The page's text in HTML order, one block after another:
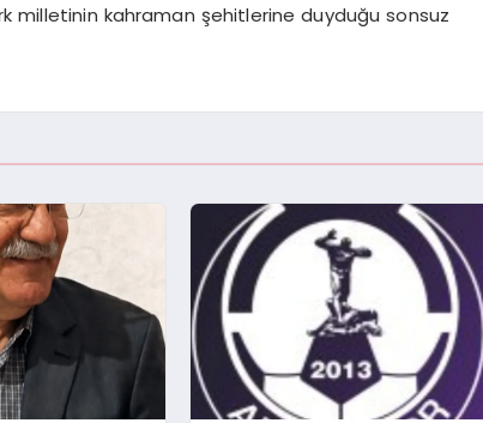
milletinin kahraman şehitlerine duyduğu sonsuz